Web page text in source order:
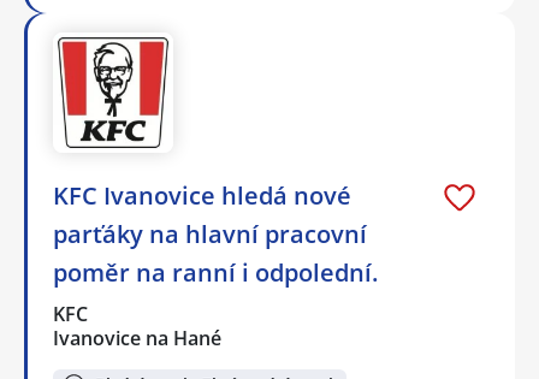
KFC Ivanovice hledá nové
parťáky na hlavní pracovní
poměr na ranní i odpolední.
KFC
Ivanovice na Hané